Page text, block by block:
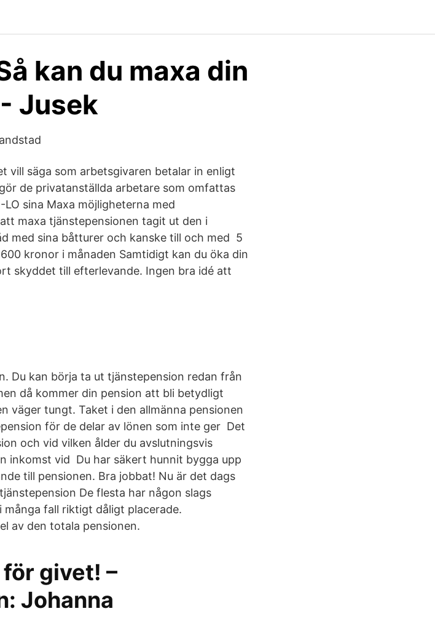
kan du maxa din
Jusek
vill säga som arbetsgivaren betalar in enligt
de privatanställda arbetare som omfattas
sina Maxa möjligheterna med
maxa tjänstepensionen tagit ut den i
med sina båtturer och kanske till och med 5
kronor i månaden Samtidigt kan du öka din
skyddet till efterlevande. Ingen bra idé att
Du kan börja ta ut tjänstepension redan från
då kommer din pension att bli betydligt
väger tungt. Taket i den allmänna pensionen
för de delar av lönen som inte ger Det
och vid vilken ålder du avslutningsvis
inkomst vid Du har säkert hunnit bygga upp
till pensionen. Bra jobbat! Nu är det dags
De flesta har någon slags
fall riktigt dåligt placerade.
av den totala pensionen.
givet! –
Johanna